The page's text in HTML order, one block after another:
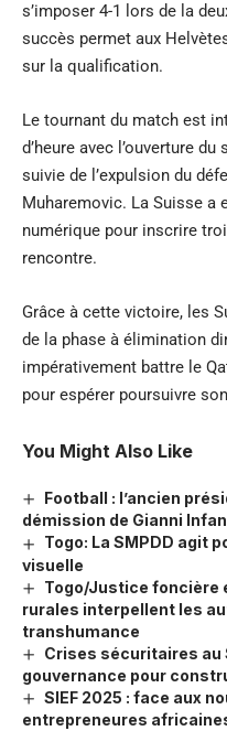
s’imposer 4-1 lors de la
succès permet aux
sur la qualification.
Le tournant du match est
d’heure avec l’ouverture
suivie de l’expulsion du
Muharemovic. La Suisse a
numérique pour inscrire
rencontre.
Grâce à cette victoire, les
de la phase à élimination
impérativement battre le
pour espérer poursuivre
You Might Also Like
Football : l’ancien
démission de Gianni
Togo: La SMPDD agit
visuelle
Togo/Justice foncière
rurales interpellent les
transhumance
Crises sécuritaires au
gouvernance pour
SIEF 2025 : face aux
entrepreneures